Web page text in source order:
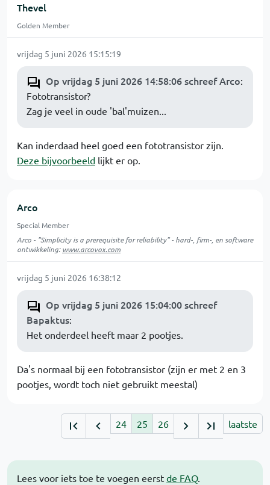
Lees voor iets toe te voegen eerst de FAQ.
Thevel
Golden Member
vrijdag 5 juni 2026 15:15:19
Op vrijdag 5 juni 2026 14:58:06 schreef Arco:
Fototransistor?
Zag je veel in oude 'bal'muizen...
Kan inderdaad heel goed een fototransistor zijn.
Deze bijvoorbeeld lijkt er op.
Arco
Special Member
Arco - "Simplicity is a prerequisite for reliability" - hard-, firm-, en software
ontwikkeling:www.arcovox.com
vrijdag 5 juni 2026 16:38:12
Op vrijdag 5 juni 2026 15:04:00 schreef
Bapaktus:
Het onderdeel heeft maar 2 pootjes.
Da's normaal bij een fototransistor (zijn er met 2 en 3
pootjes, wordt toch niet gebruikt meestal)
24 25 26 laatste